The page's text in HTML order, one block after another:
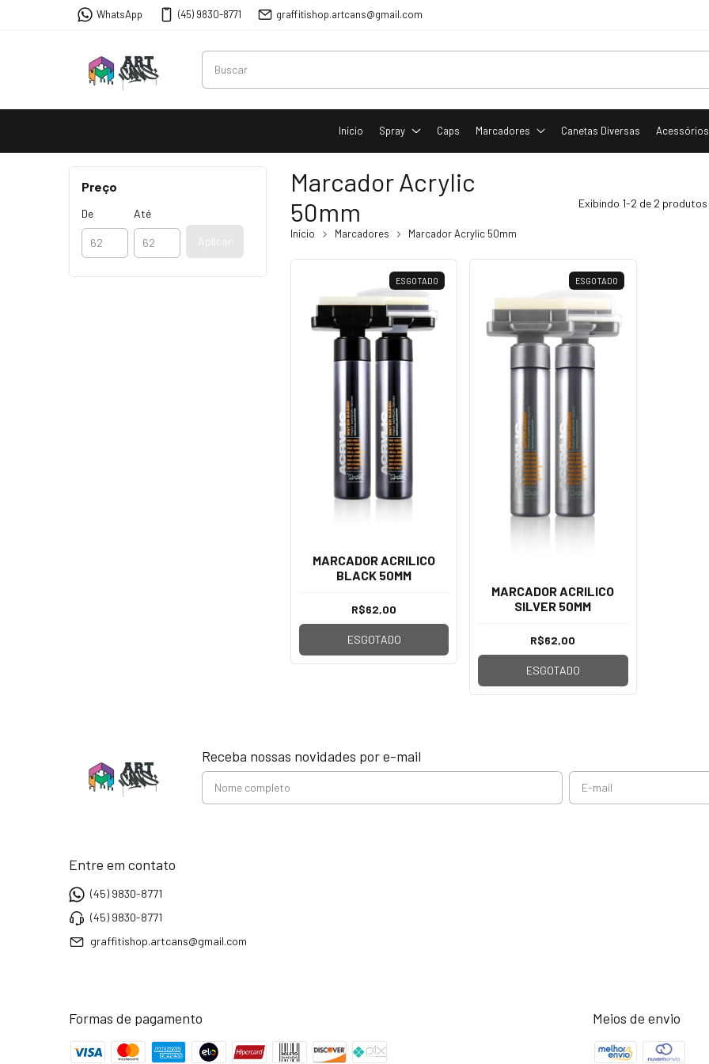
WhatsApp (45) 9830-8771 graffitishop.artcans@gmail.com
Início Spray Caps Marcadores Canetas Diversas Acessórios
Preço
De Até
Aplicar
Marcador Acrylic
50mm
Início Marcadores Marcador Acrylic 50mm
Exibindo 1-2 de 2 produtos
ESGOTADO
MARCADOR ACRILICO
BLACK 50MM
R$62,00
ESGOTADO
ESGOTADO
MARCADOR ACRILICO
SILVER 50MM
R$62,00
ESGOTADO
Receba nossas novidades por e-mail
Entre em contato
(45) 9830-8771
(45) 9830-8771
graffitishop.artcans@gmail.com
Formas de pagamento Meios de envio